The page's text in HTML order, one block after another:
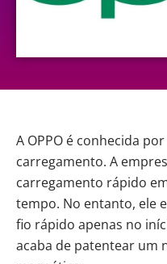
A OPPO é conhecida
carregamento. A
carregamento rápido
tempo. No entanto, ele
fio rápido apenas no
acaba de patentear um